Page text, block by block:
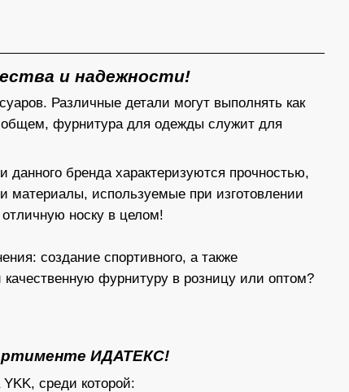
и надежности!
Различные детали могут выполнять как
фурнитура для одежды служит для
бренда характеризуются прочностью,
используемые при изготовлении
носку в целом!
создание спортивного, а также
фурнитуру в розницу или оптом?
ИДАТЕКС!
среди которой: